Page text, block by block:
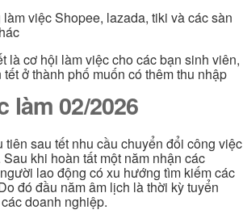
việc Shopee, lazada, tiki và các sàn
là cơ hội làm việc cho các bạn sinh viên,
ở thành phố muốn có thêm thu nhập
làm 02/2026
tiên sau tết nhu cầu chuyển đổi công việc
khi hoàn tất một năm nhận các
lao động có xu hướng tìm kiếm các
đó đầu năm âm lịch là thời kỳ tuyển
doanh nghiệp.